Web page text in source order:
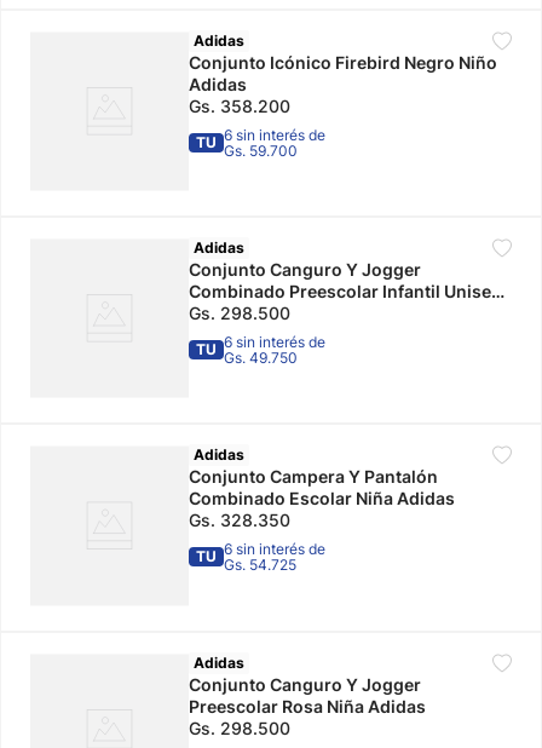
Adidas
Conjunto Icónico Firebird Negro Niño
Adidas
Gs. 358.200
TU 6 sin interés de
Gs. 59.700
Adidas
Conjunto Canguro Y Jogger
Combinado Preescolar Infantil Unisex
Adidas
Gs. 298.500
TU 6 sin interés de
Gs. 49.750
Adidas
Conjunto Campera Y Pantalón
Combinado Escolar Niña Adidas
Gs. 328.350
TU 6 sin interés de
Gs. 54.725
Adidas
Conjunto Canguro Y Jogger
Preescolar Rosa Niña Adidas
Gs. 298.500